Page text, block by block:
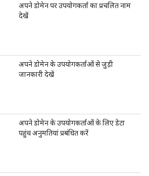
अपने डोमेन पर उपयोगकर्ता का प्रचलित नाम
देखें
अपने डोमेन के उपयोगकर्ताओं से जुड़ी
जानकारी देखें
अपने डोमेन के उपयोगकर्ताओं के लिए डेटा
पहुंच अनुमतियां प्रबंधित करें